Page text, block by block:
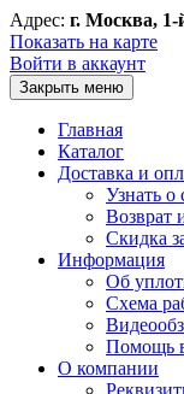
Адрес: г. Москва,
Показать на карте
Войти в аккаунт
Закрыть меню
Главная
Каталог
Доставка и
Узнать о
Возврат
Скидка
Информация
Об
Схема
Помощь
О компании